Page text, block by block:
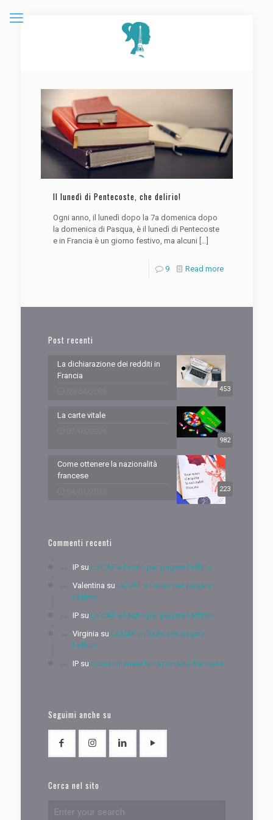
Il lunedì di Pentecoste, che delirio!
Ogni anno, il lunedì dopo la 7a domenica dopo
la domenica di Pasqua, è il lunedì di Pentecoste
e in Francia è un giorno festivo, ma alcuni […]
9 Read more
Post recenti
453
La dichiarazione dei redditi in
Francia
982
La carte vitale
223
Come ottenere la nazionalità
francese
Commenti recenti
IPsu La CAF e l’aiuto per pagare l’affitto
Valentina su La CAF e l’aiuto per pagare
l’affitto
IPsu La CAF e l’aiuto per pagare l’affitto
Virginia su La CAF e l’aiuto per pagare
l’affitto
IPsu Come ottenere la nazionalità francese
Seguimi anche su
Cerca nel sito